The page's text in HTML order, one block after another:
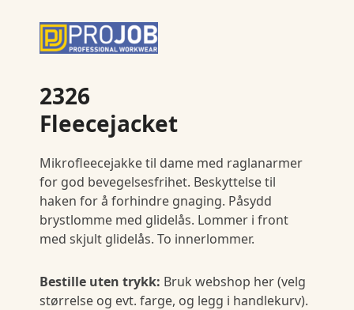
2326
Fleecejacket
Mikrofleecejakke til dame med raglanarmer
for god bevegelsesfrihet. Beskyttelse til
haken for å forhindre gnaging. Påsydd
brystlomme med glidelås. Lommer i front
med skjult glidelås. To innerlommer.
Bestille uten trykk: Bruk webshop her (velg
størrelse og evt. farge, og legg i handlekurv).